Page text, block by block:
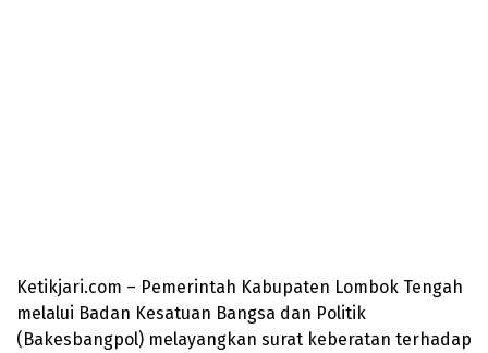
Ketikjari.com – Pemerintah Kabupaten Lombok Tengah
melalui Badan Kesatuan Bangsa dan Politik
(Bakesbangpol) melayangkan surat keberatan terhadap